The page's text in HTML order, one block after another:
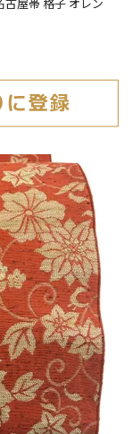
古屋帯 格子 オレン